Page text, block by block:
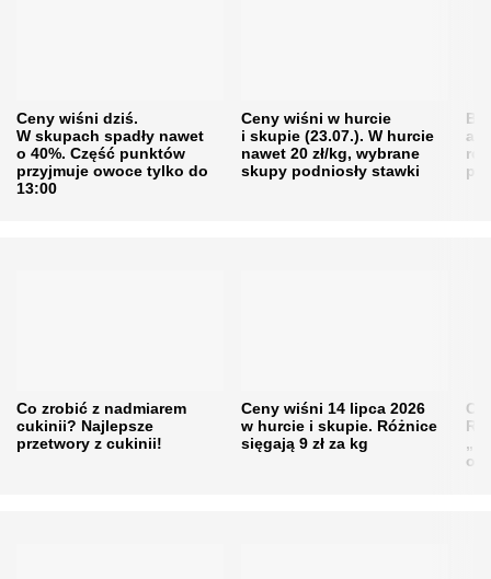
Ceny wiśni dziś.
W skupach spadły nawet
o 40%. Część punktów
przyjmuje owoce tylko do
13:00
Ceny wiśni w hurcie
i skupie (23.07.). W hurcie
nawet 20 zł/kg, wybrane
skupy podniosły stawki
Co zrobić z nadmiarem
cukinii? Najlepsze
przetwory z cukinii!
Ceny wiśni 14 lipca 2026
w hurcie i skupie. Różnice
sięgają 9 zł za kg